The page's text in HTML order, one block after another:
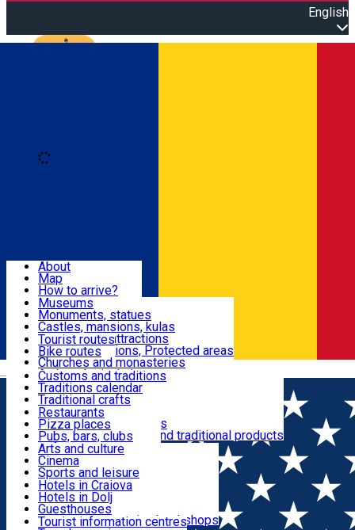
English
Română
Attractions
Routes
Customs, Traditions
Food & Drinks
Leisure & Fun
Accommodation
Useful
About
Map
How to arrive?
Recommendations
Tourist attractions
News
Museums
Monuments, statues
Castles, mansions, kulas
Architectural attractions
Natural attractions, Protected areas
Churches and monasteries
Archaeological sites
Parks and gardens
Tourist routes
Bike routes
Customs and traditions
Traditions calendar
Traditional crafts
Traditional cuisine
Wineries and vineyards
Local manufacturers and traditional products
Restaurants
Pizza places
Pubs, bars, clubs
Cafes and teahouses
Sweets and ice cream
Fast-food
Arts and culture
Cinema
Sports and leisure
Horse riding
Swimming pools
Zoo
Shopping, souvenirs, bookshops
Hotels in Craiova
Hotels in Dolj
Guesthouses
Villas
Tourist information centres